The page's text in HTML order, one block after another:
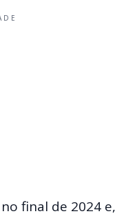
final de 2024 e,